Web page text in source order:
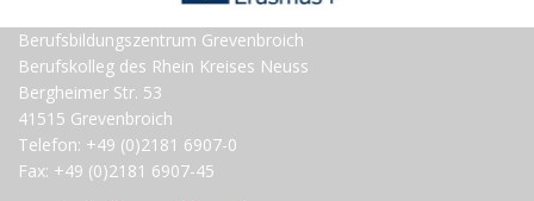
Berufsbildungszentrum Grevenbroich
Berufskolleg des Rhein Kreises Neuss
Bergheimer Str. 53
41515 Grevenbroich
Telefon: +49 (0)2181 6907-0
Fax: +49 (0)2181 6907-45